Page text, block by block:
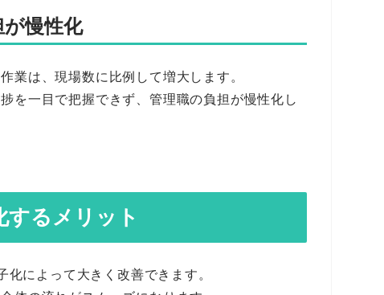
慢性化
業は、現場数に比例して増大します。
を一目で把握できず、管理職の負担が慢性化し
するメリット
によって大きく改善できます。